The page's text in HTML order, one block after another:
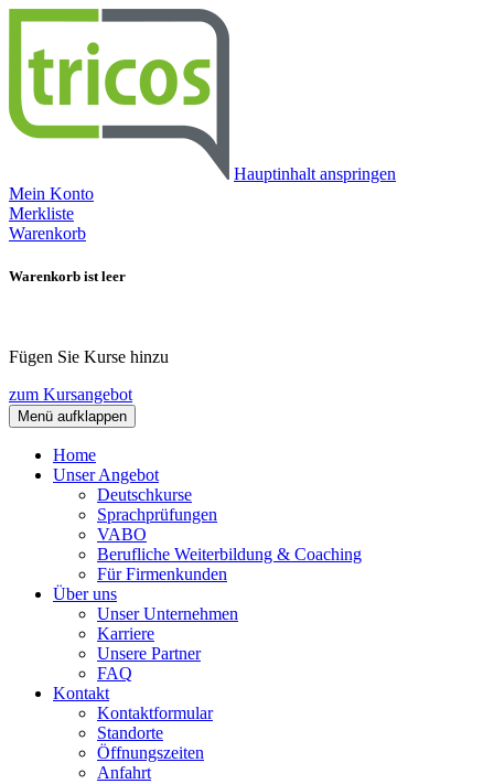
Hauptinhalt anspringen
Mein Konto
Merkliste
Warenkorb
Warenkorb ist leer
Fügen Sie Kurse hinzu
zum Kursangebot
Menü aufklappen
Home
Unser Angebot
Deutschkurse
Sprachprüfungen
VABO
Berufliche Weiterbildung & Coaching
Für Firmenkunden
Über uns
Unser Unternehmen
Karriere
Unsere Partner
FAQ
Kontakt
Kontaktformular
Standorte
Öffnungszeiten
Anfahrt